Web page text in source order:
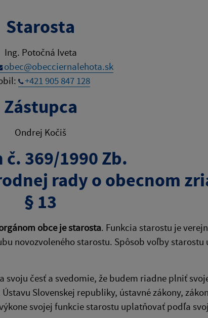
Starosta
Ing. Potočná Iveta
obec@obecciernalehota.sk
+421 905 847 128
Zástupca
Ondrej Kočiš
č. 369/1990 Zb.
rady o obecnom
§ 13
obce je starosta. Funkcia starostu je
novozvoleného starostu. Spôsob voľby starostu
svoju česť a svedomie, že budem riadne plniť
Slovenskej republiky, ústavné zákony,
svojej funkcie starostu uplatňovať podľa